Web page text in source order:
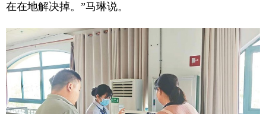
在在地解决掉。”马琳说。